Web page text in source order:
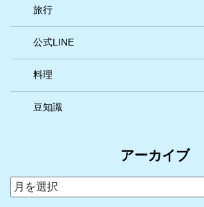
旅行
公式LINE
料理
豆知識
アーカイブ
ア